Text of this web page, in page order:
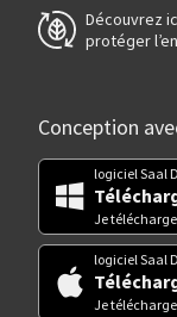
Découvrez
protéger
Conception
logiciel Saal
Je
logiciel Saal
Je